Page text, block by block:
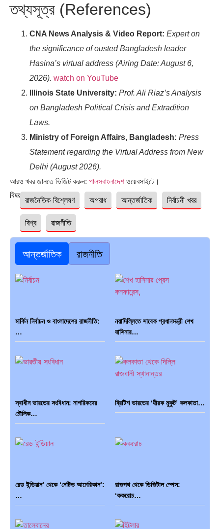
তথ্যসূত্র (References)
CNA News Analysis & Video Report: Expert on
the significance of ousted Bangladesh leader
Hasina’s virtual address (Airing Date: August 6,
2026). watch on YouTube
Illinois State University: Prof. Ali Riaz’s Analysis
on Bangladesh Political Crisis and Extradition
Laws.
Ministry of Foreign Affairs, Bangladesh: Press
Statement regarding the Virtual Address from New
Delhi (August 2026).
আরও খবর জানতে ভিজিট করুন: পালসবাংলাদেশওয়েবসাইটে।
বিষয়ঃ রাজনৈতিক বিশ্লেষণ অপরাধ আন্তর্জাতিক নির্বাচনী খবর
বিশ্ব রাজনীতি
আন্তর্জাতিক রাজনীতি
মার্কিন নির্বাচন ও বাংলাদেশের রাজনীতি:
…
নয়াদিল্লিতে সাবেক প্রধানমন্ত্রী শেখ
হাসিনার…
স্বাধীন ভারতের সংবিধান: নাগরিকদের
মৌলিক…
ব্রিটিশ ভারতের ‘হীরক মুকুট’ কলকাতা…
রেড ইন্ডিয়ান’ থেকে ‘নেটিভ আমেরিকান’:
…
রাজপথ থেকে ডিজিটাল স্পেস:
‘ককরোচ…